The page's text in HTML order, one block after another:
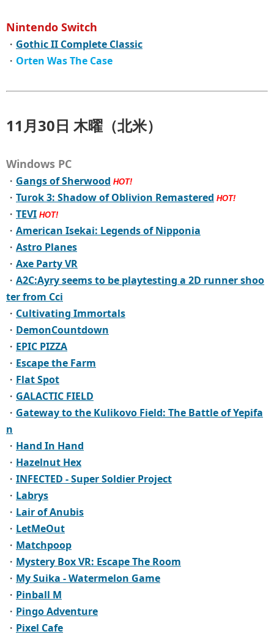
Nintendo Switch
・ Gothic II Complete Classic
・ Orten Was The Case
11月30日 木曜（北米）
Windows PC
・ Gangs of Sherwood HOT!
・ Turok 3: Shadow of Oblivion Remastered HOT!
・ TEVI HOT!
・ American Isekai: Legends of Nipponia
・ Astro Planes
・ Axe Party VR
・ A2C:Ayry seems to be playtesting a 2D runner shoo
ter from Cci
・ Cultivating Immortals
・ DemonCountdown
・ EPIC PIZZA
・ Escape the Farm
・ Flat Spot
・ GALACTIC FIELD
・ Gateway to the Kulikovo Field: The Battle of Yepifa
n
・ Hand In Hand
・ Hazelnut Hex
・ INFECTED - Super Soldier Project
・ Labrys
・ Lair of Anubis
・ LetMeOut
・ Matchpoop
・ Mystery Box VR: Escape The Room
・ My Suika - Watermelon Game
・ Pinball M
・ Pingo Adventure
・ Pixel Cafe